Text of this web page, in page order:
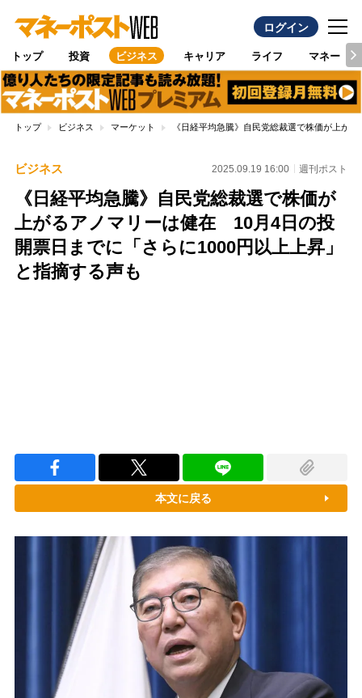
ログイン
トップ 投資 ビジネス キャリア ライフ マネー
トップ ビジネス マーケット 《日経平均急騰》自民党総裁選で株価が上が
ビジネス 2025.09.19 16:00 週刊ポスト
《日経平均急騰》自民党総裁選で株価が
上がるアノマリーは健在 10月4日の投
開票日までに「さらに1000円以上上昇」
と指摘する声も
本文に戻る